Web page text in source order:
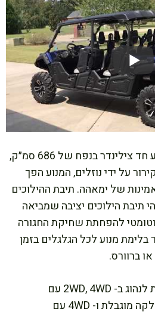
הויקינג מופעל על ידי מנוע חד צילינדר בנפח של 686 סמ״ק,
על ידי נוזלים, המנוע הפך
של ימאהה. תיבת ההילוכים
תיבת הילוכים יציבה שמביאה
להפחתת שחיקת החגורה
מנוע לכל הגלגלים בזמן
לויקינג קיימת האפשרויות לנהוג ב- 2WD, 4WD עם
דיפרנציאל קדמי בעל החלקה מוגבלת ו- 4WD עם